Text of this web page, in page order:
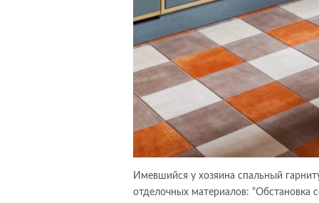
Имевшийся у хозяина спальный
отделочных материалов: “Обстановка